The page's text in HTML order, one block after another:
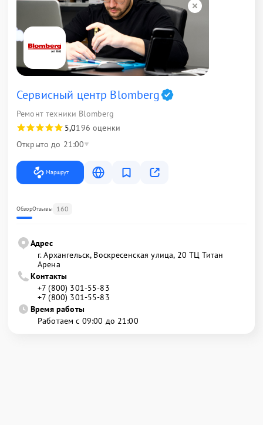
Сервисный центр Blomberg
Ремонт техники Blomberg
5,0196 оценки
Открыто до 21:00
Маршрут
ОбзорОтзывы 160
Адрес
г. Архангельск, Воскресенская улица, 20 ТЦ Титан
Арена
Контакты
+7 (800) 301-55-83
+7 (800) 301-55-83
Время работы
Работаем с 09:00 до 21:00